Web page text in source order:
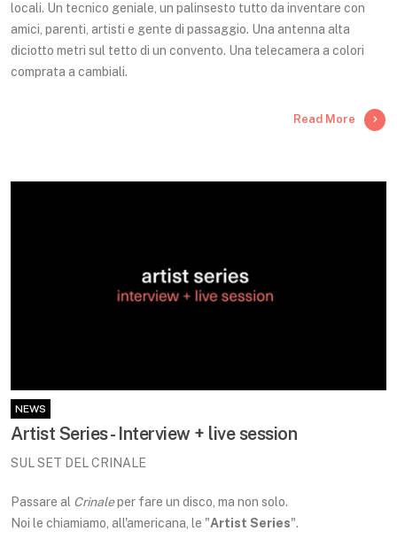
locali. Un tecnico geniale, un palinsesto tutto da inventare con
amici, parenti, artisti e gente di passaggio. Una antenna alta
diciotto metri sul tetto di un convento. Una telecamera a colori
comprata a cambiali.
Read More
NEWS
Artist Series - Interview + live session
SUL SET DEL CRINALE
Passare al Crinaleper fare un disco, ma non solo.
Noi le chiamiamo, all'americana, le "Artist Series".